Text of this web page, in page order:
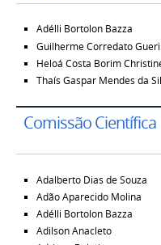
Adélli Bortolon Bazza
Guilherme Corredato
Heloá Costa Borim
Thaís Gaspar Mendes da
Comissão Científica
Adalberto Dias de Souza
Adão Aparecido Molina
Adélli Bortolon Bazza
Adilson Anacleto